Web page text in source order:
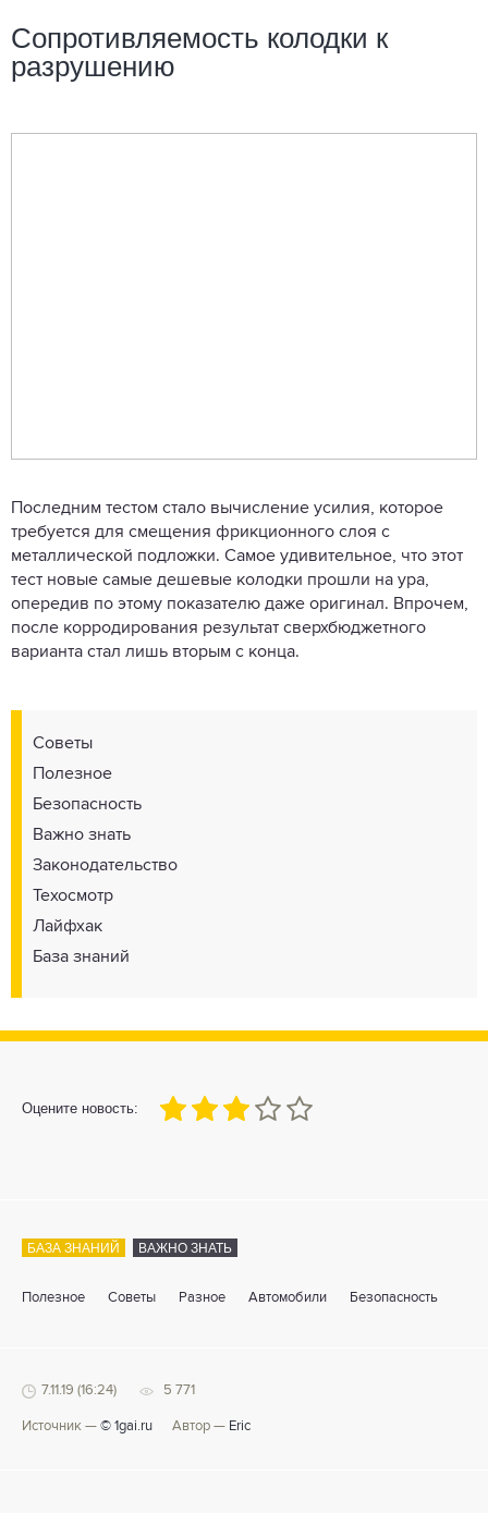
Сопротивляемость колодки к
разрушению
Последним тестом стало вычисление усилия, которое
требуется для смещения фрикционного слоя с
металлической подложки. Самое удивительное, что этот
тест новые самые дешевые колодки прошли на ура,
опередив по этому показателю даже оригинал. Впрочем,
после корродирования результат сверхбюджетного
варианта стал лишь вторым с конца.
Советы
Полезное
Безопасность
Важно знать
Законодательство
Техосмотр
Лайфхак
База знаний
Оцените новость:
60
1 3 4 5
БАЗА ЗНАНИЙ ВАЖНО ЗНАТЬ
Полезное Советы Разное Автомобили Безопасность
7.11.19 (16:24) 5 771
Источник — © 1gai.ru Автор — Eric